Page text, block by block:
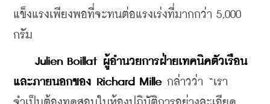
แข็งแรงเพียงพอที่จะทนต่อแรงเร่งที่มากกว่า 5,000
กรัม
Julien Boillat ผู้อำนวยการฝ่ายเทคนิคตัวเรือน
และภายนอกของ Richard Mille กล่าวว่า “เรา